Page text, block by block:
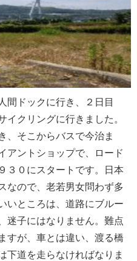
間ドックに行き、２日目
イクリングに行きました。
、そこからバスで今治ま
アントショップで、ロード
３０にスタートです。日本
なので、老若男女問わず多
いところは、道路にブルー
迷子にはなりません。難点
すが、車とは違い、渡る橋
下道を走らなければなりま